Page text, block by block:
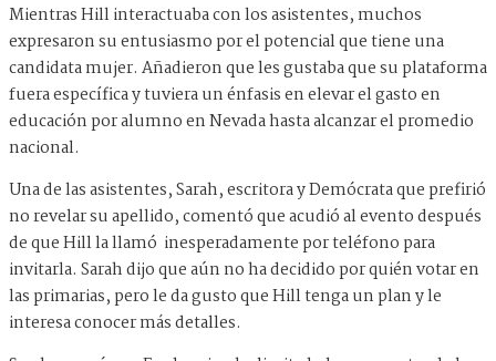
Mientras Hill interactuaba con los asistentes, muchos
expresaron su entusiasmo por el potencial que tiene una
candidata mujer. Añadieron que les gustaba que su plataforma
fuera específica y tuviera un énfasis en elevar el gasto en
educación por alumno en Nevada hasta alcanzar el promedio
nacional.
Una de las asistentes, Sarah, escritora y Demócrata que prefirió
no revelar su apellido, comentó que acudió al evento después
de que Hill la llamó inesperadamente por teléfono para
invitarla. Sarah dijo que aún no ha decidido por quién votar en
las primarias, pero le da gusto que Hill tenga un plan y le
interesa conocer más detalles.